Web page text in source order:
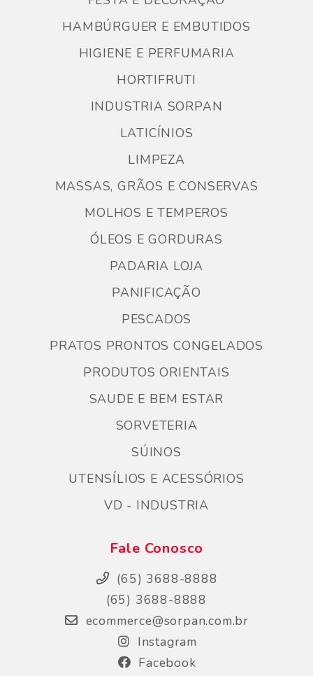
HAMBÚRGUER E EMBUTIDOS
HIGIENE E PERFUMARIA
HORTIFRUTI
INDUSTRIA SORPAN
LATICÍNIOS
LIMPEZA
MASSAS, GRÃOS E CONSERVAS
MOLHOS E TEMPEROS
ÓLEOS E GORDURAS
PADARIA LOJA
PANIFICAÇÃO
PESCADOS
PRATOS PRONTOS CONGELADOS
PRODUTOS ORIENTAIS
SAUDE E BEM ESTAR
SORVETERIA
SÚINOS
UTENSÍLIOS E ACESSÓRIOS
VD - INDUSTRIA
Fale Conosco
(65) 3688-8888
(65) 3688-8888
ecommerce@sorpan.com.br
Instagram
Facebook